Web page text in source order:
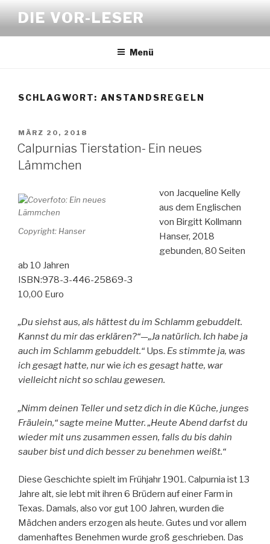
Inhalt
springen
DIE VOR-LESER
Menü
SCHLAGWORT: ANSTANDSREGELN
VERÖFFENTLICHT
AM
MÄRZ 20, 2018
Calpurnias Tierstation- Ein neues
Lämmchen
Copyright: Hanser
von Jacqueline Kelly
aus dem Englischen
von Birgitt Kollmann
Hanser, 2018
gebunden, 80 Seiten
ab 10 Jahren
ISBN:978-3-446-25869-3
10,00 Euro
„Du siehst aus, als hättest du im Schlamm gebuddelt.
Kannst du mir das erklären?“—„Ja natürlich. Ich habe ja
auch im Schlamm gebuddelt.“ Ups. Es stimmte ja, was
ich gesagt hatte, nurwie ich es gesagt hatte, war
vielleicht nicht so schlau gewesen.
„Nimm deinen Teller und setz dich in die Küche, junges
Fräulein,“ sagte meine Mutter. „Heute Abend darfst du
wieder mit uns zusammen essen, falls du bis dahin
sauber bist und dich besser zu benehmen weißt.“
Diese Geschichte spielt im Frühjahr 1901. Calpurnia ist 13
Jahre alt, sie lebt mit ihren 6 Brüdern auf einer Farm in
Texas. Damals, also vor gut 100 Jahren, wurden die
Mädchen anders erzogen als heute. Gutes und vor allem
damenhaftes Benehmen wurde groß geschrieben. Das